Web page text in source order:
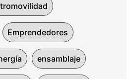
Emprendedores
ensamblaje